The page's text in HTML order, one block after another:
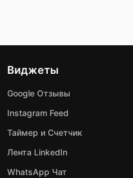
Виджеты
Google Отзывы
Instagram Feed
Таймер и Счетчик
Лента LinkedIn
WhatsApp Чат